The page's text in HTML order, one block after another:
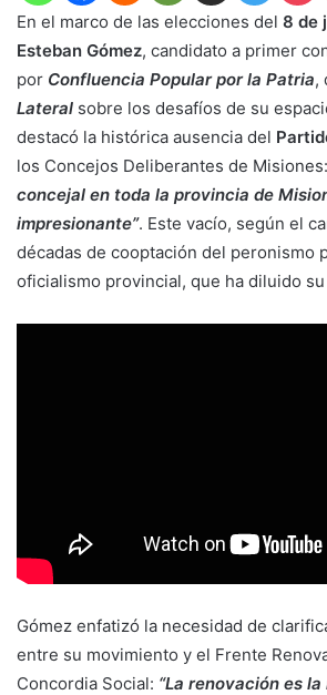
En el marco de las elecciones del 8 de
Esteban Gómez, candidato a primer
por Confluencia Popular por la Patria,
Lateral sobre los desafíos de su
destacó la histórica ausencia del
los Concejos Deliberantes de Misiones:
concejal en toda la provincia de
impresionante”. Este vacío, según el
décadas de cooptación del peronismo
oficialismo provincial, que ha diluido
Gómez enfatizó la necesidad de
entre su movimiento y el Frente
Concordia Social: “La renovación es